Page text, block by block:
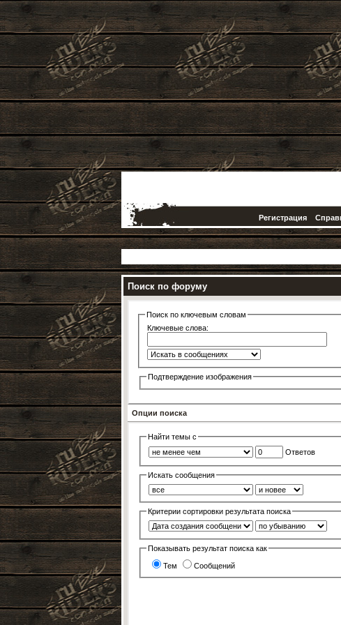
Регистрация
Поиск по форуму
Поиск по ключевым словам
Ключевые слова:
Подтверждение изображения
Опции поиска
Найти темы с
Ответов
Искать сообщения
Критерии сортировки результата поиска
Показывать результат поиска как
Тем Сообщений